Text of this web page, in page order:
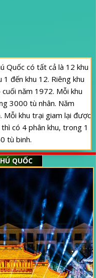
Quốc có tất cả là 12 khu
đến khu 12. Riêng khu
năm 1972. Mỗi khu
3000 tù nhân. Năm
Mỗi khu trại giam lại được
có 4 phân khu, trong 1
tù binh.
QUỐC